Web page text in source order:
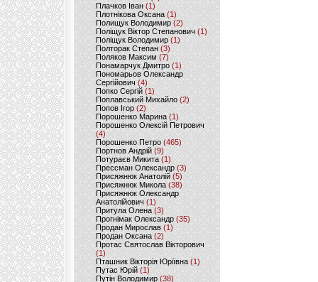
Плачков Іван(1)
Плотнікова Оксана (1)
Полищук Володимир(2)
Поліщук Віктор Степанович(1)
Поліщук Володимир (1)
Полторак Степан(3)
Поляков Максим (7)
Понамарчук Дмитро (1)
Пономарьов Олександр
Сергійович(4)
Попко Сергій (1)
Поплавський Михайло (2)
Попов Ігор(2)
Порошенко Марина (1)
Порошенко Олексій Петрович
(4)
Порошенко Петро (465)
Портнов Андрій (9)
Потураєв Микита(1)
Прессман Олександр(3)
Присяжнюк Анатолій (5)
Присяжнюк Микола (38)
Присяжнюк Олександр
Анатолійович (1)
Притула Олена (3)
Прогнімак Олександр(35)
Продан Мирослав(1)
Продан Оксана (2)
Протас Святослав Вікторович
(1)
Пташник Вікторія Юріївна (1)
Путас Юрій (1)
Путін Володимир(38)